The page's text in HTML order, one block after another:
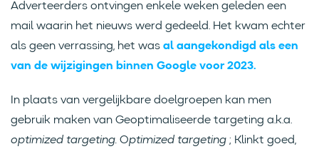
Adverteerders ontvingen enkele weken geleden een
mail waarin het nieuws werd gedeeld. Het kwam echter
als geen verrassing, het was al aangekondigd als een
van de wijzigingen binnen Google voor 2023.
In plaats van vergelijkbare doelgroepen kan men
gebruik maken van Geoptimaliseerde targeting a.k.a.
optimized targeting. Optimized targeting ; Klinkt goed,